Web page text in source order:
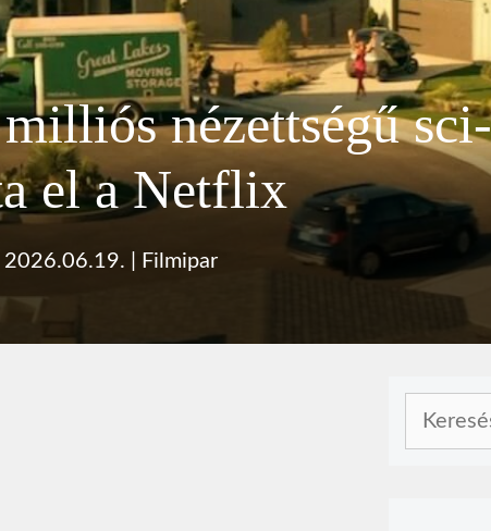
nézettségű
el a Netflix
2026.06.19. Filmipar